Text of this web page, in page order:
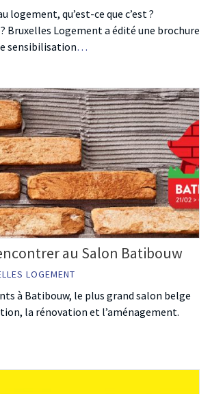
logement, qu’est-ce que c’est ?
Bruxelles Logement a édité une brochure
sensibilisation…
au Salon Batibouw
LOGEMENT
à Batibouw, le plus grand salon belge
la rénovation et l’aménagement.